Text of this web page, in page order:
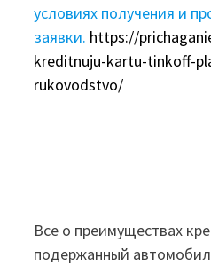
условиях получения и
заявки. https://
kreditnuju-kartu-tinkoff-
rukovodstvo/
Все о преимуществах
подержанный